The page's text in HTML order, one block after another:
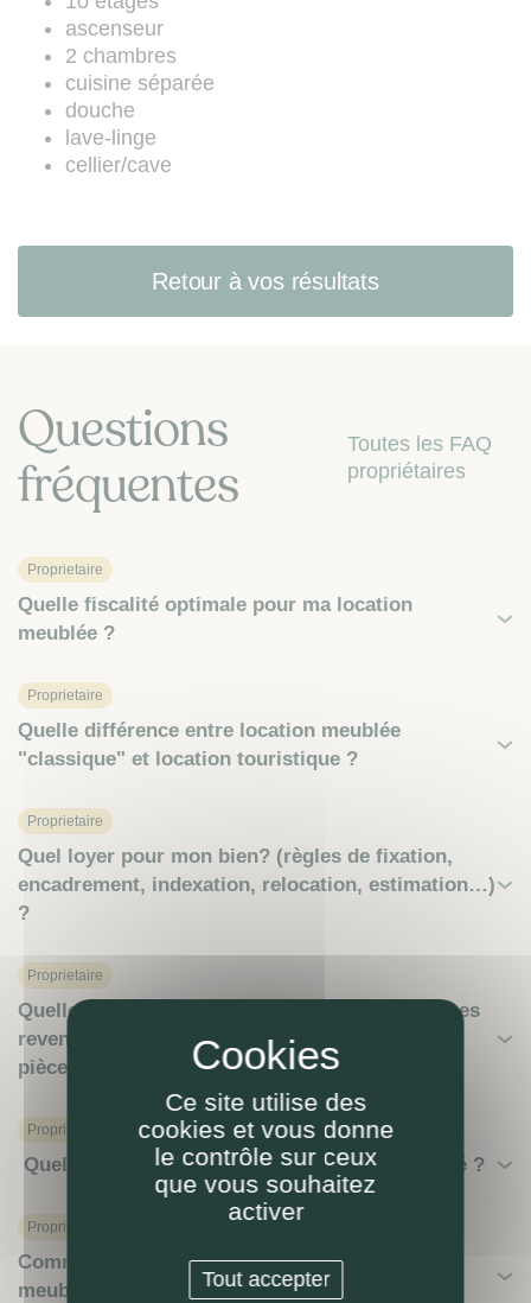
en faveur des consommateurs par
les articles L. 223-1 à L. 223-7 du
Code de la consommation (site web
:www.bloctel.gouv.fr
ascenseur
2 chambres
cuisine séparée
douche
lave-linge
cellier/cave
Retour à vos résultats
Questions
fréquentes
Toutes les FAQ
propriétaires
Proprietaire
Quelle fiscalité optimale pour ma location
meublée ?
Proprietaire
Quelle différence entre location meublée
"classique" et location touristique ?
Proprietaire
Quel loyer pour mon bien? (règles de fixation,
encadrement, indexation, relocation, estimation…)
?
Proprietaire
Quelle simulation fiscale sur l’imposition de mes
revenus locatifs en meublé (marche à suivre,
pièces à fournir, etc) ?
Proprietaire
Quel mobilier obligatoire pour louer en meublé ?
Proprietaire
Comment revendre ou investir en location
meublée (LMNP ou autre) ?
Ce site utilise des
cookies et vous donne
le contrôle sur ceux
que vous souhaitez
activer
Tout accepter